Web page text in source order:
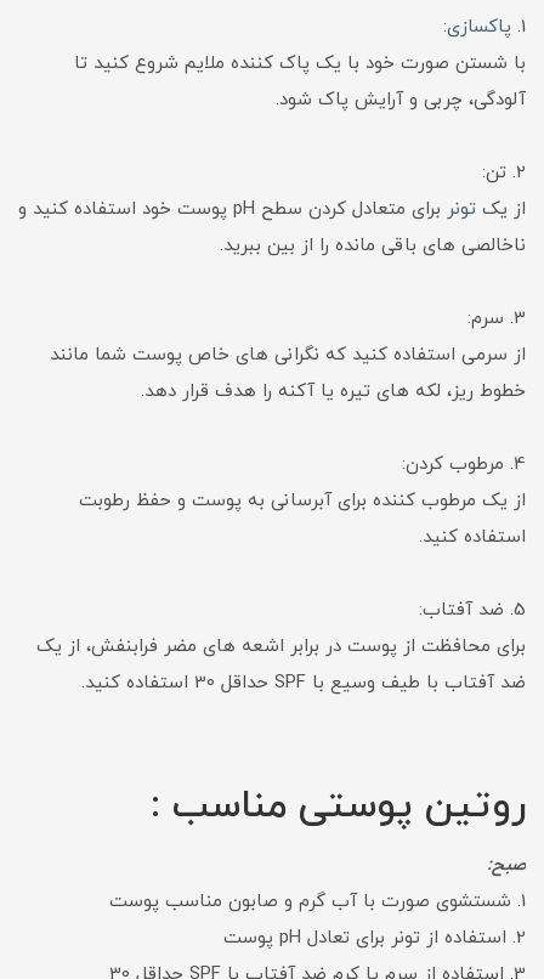
1. پاکسازی:
با شستن صورت خود با یک پاک کننده ملایم شروع کنید تا
آلودگی، چربی و آرایش پاک شود.
2. تن:
از یک تونر
برای متعادل کردن سطح pH پوست خود استفاده کنید و
ناخالصی های باقی مانده را از بین ببرید.
3. سرم:
از سرمی استفاده کنید که نگرانی های خاص پوست شما مانند
خطوط ریز، لکه های تیره یا آکنه را هدف قرار دهد.
4. مرطوب کردن:
از یک مرطوب کننده برای آبرسانی به پوست و حفظ رطوبت
استفاده کنید.
5. ضد آفتاب:
برای محافظت از پوست در برابر اشعه های مضر فرابنفش، از یک
ضد آفتاب با طیف وسیع با SPF حداقل 30 استفاده کنید.
روتین پوستی مناسب :
صبح:
1. شستشوی صورت با آب گرم و صابون مناسب پوست
2. استفاده از تونر برای تعادل pH پوست